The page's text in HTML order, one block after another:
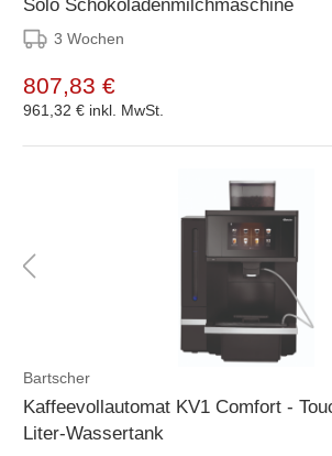
Solo Schokoladenmilchmaschine
3 Wochen
807,83 €
961,32 € inkl. MwSt.
Bartscher
Kaffeevollautomat KV1 Comfort -
Liter-Wassertank